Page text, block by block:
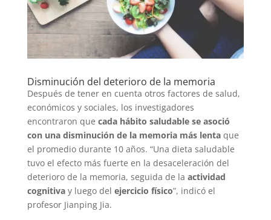
Disminución del deterioro de la memoria
Después de tener en cuenta otros factores de salud,
económicos y sociales, los investigadores
encontraron que cada hábito saludable se asoció
con una disminución de la memoria más lenta que
el promedio durante 10 años. “Una dieta saludable
tuvo el efecto más fuerte en la desaceleración del
deterioro de la memoria, seguida de la actividad
cognitiva y luego del ejercicio físico”, indicó el
profesor Jianping Jia.